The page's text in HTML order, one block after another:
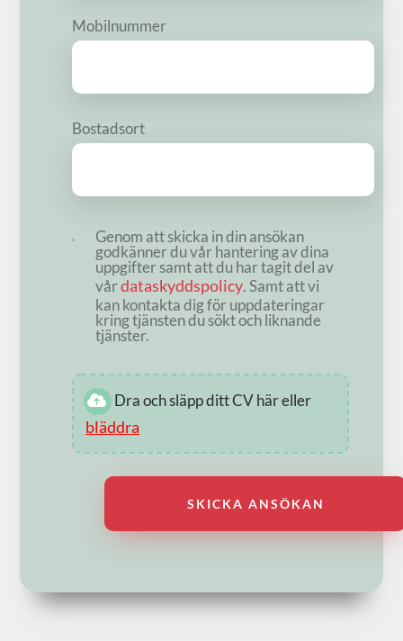
Mobilnummer
Bostadsort
Genom att skicka in din ansökan
godkänner du vår hantering av dina
uppgifter samt att du har tagit del av
vårdataskyddspolicy. Samt att vi
kan kontakta dig för uppdateringar
kring tjänsten du sökt och liknande
tjänster.
Dra och släpp ditt CV här eller
bläddra